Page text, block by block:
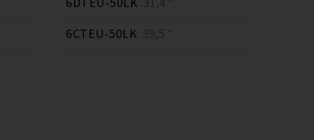
6CTEU-50LK 39,5 *